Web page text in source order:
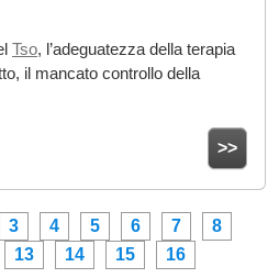
Tso, l’adeguatezza della terapia
il mancato controllo della
>>
3 4 5 6 7
8
13 14 15
16